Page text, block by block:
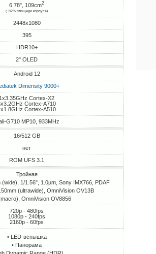
6.78", 109cm2
(~82% площади корпуса)
2448x1080
395
HDR10+
2" OLED
Android 12
Dimensity 9000+
1x3.35GHz Cortex-X2
Cortex-A710
Cortex-A510
G710 MP10, 933MHz
16/512 GB
нет
ROM UFS 3.1
Тройная
(wide), 1/1.56", 1.0µm, Sony IMX766, PDAF
(ultrawide), OmniVision OV13B
OmniVision OV8856
720p - 480fps
1080p - 240fps
2160p - 60fps
• LED-вспышка
• Панорама